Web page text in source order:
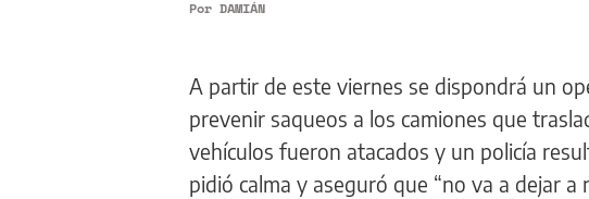
Por DAMIÁN
A partir de este viernes se dispondrá un
prevenir saqueos a los camiones que
vehículos fueron atacados y un policía
pidió calma y aseguró que “no va a dejar a